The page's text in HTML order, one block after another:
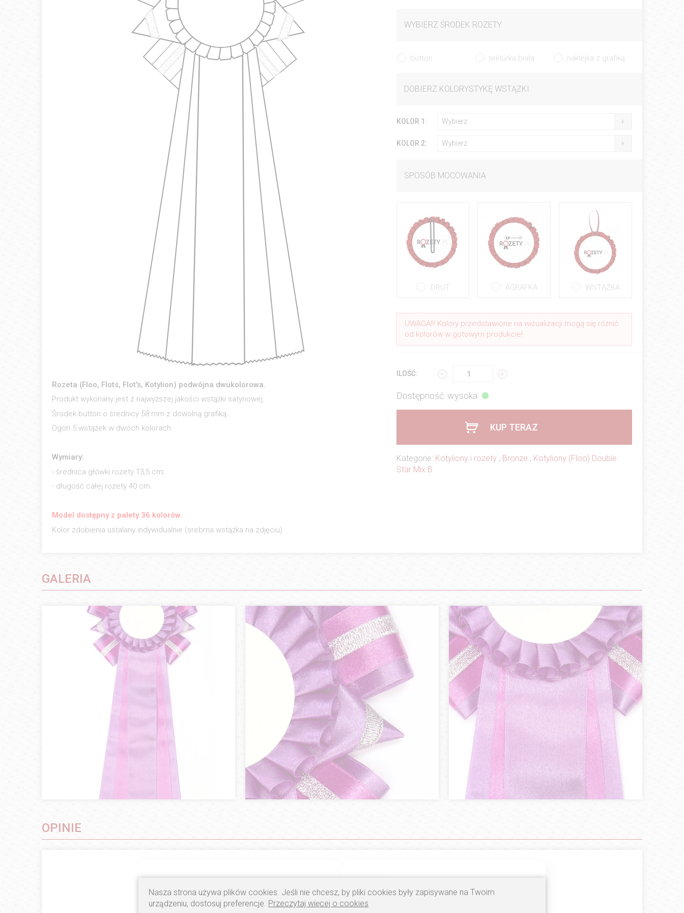
Rozeta (Floo, Flots, Flot's, Kotylion) podwójna dwukolorowa.
Produkt wykonany jest z najwyższej jakości wstążki satynowej.
Środek button o średnicy 58 mm z dowolną grafiką.
Ogon 5 wstążek w dwóch kolorach.
Wymiary:
- średnica główki rozety 13,5 cm;
- długość całej rozety 40 cm.
Model dostępny z palety 36 kolorów.
Kolor zdobienia ustalany indywidualnie (srebrna wstążka na zdjęciu).
WYBIERZ ŚRODEK ROZETY
button tekturka biała naklejka z grafiką
DOBIERZ KOLORYSTYKĘ WSTĄŻKI
KOLOR 1: Wybierz
KOLOR 2: Wybierz
SPOSÓB MOCOWANIA
DRUT AGRAFKA WSTĄŻKA
UWAGA!!! Kolory przedstawione na wizualizacji mogą się różnić
od kolorów w gotowym produkcie!
ILOŚĆ:
Dostępność: wysoka
KUP TERAZ
Kategorie: Kotyliony i rozety , Bronze , Kotyliony (Floo) Double
Star Mix B
GALERIA
OPINIE
5
4
Nasza strona używa plików cookies. Jeśli nie chcesz, by pliki cookies były zapisywane na Twoim
urządzeniu, dostosuj preferencje. Przeczytaj więcej o cookies